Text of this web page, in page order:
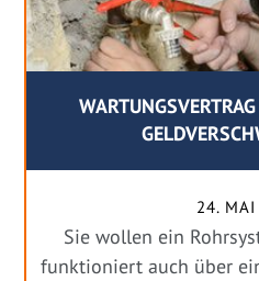
24.
Sie wollen ein
funktioniert auch über